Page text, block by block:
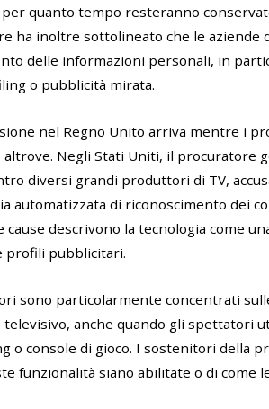
quanto tempo resteranno
ha inoltre sottolineato che le aziende
delle informazioni personali, in
o pubblicità mirata.
nel Regno Unito arriva mentre i
Negli Stati Uniti, il procuratore
diversi grandi produttori di TV,
automatizzata di riconoscimento dei
cause descrivono la tecnologia come
profili pubblicitari.
sono particolarmente concentrati
televisivo, anche quando gli spettatori
o console di gioco. I sostenitori della
funzionalità siano abilitate o di come